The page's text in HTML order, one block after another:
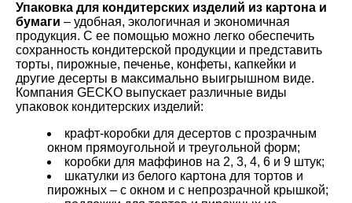
Упаковка для кондитерских изделий из картона и
бумаги – удобная, экологичная и экономичная
продукция. С ее помощью можно легко обеспечить
сохранность кондитерской продукции и представить
торты, пирожные, печенье, конфеты, капкейки и
другие десерты в максимально выигрышном виде.
Компания GECKO выпускает различные виды
упаковок кондитерских изделий:
крафт-коробки для десертов с прозрачным
окном прямоугольной и треугольной форм;
коробки для маффинов на 2, 3, 4, 6 и 9 штук;
шкатулки из белого картона для тортов и
пирожных – с окном и с непрозрачной крышкой;